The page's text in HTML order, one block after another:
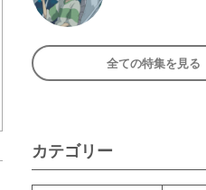
全ての特集を見る
カテゴリー